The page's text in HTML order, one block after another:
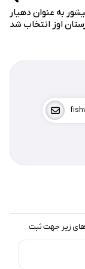
به عنوان دهیار
اوز انتخاب شد
زیر جهت ثبت